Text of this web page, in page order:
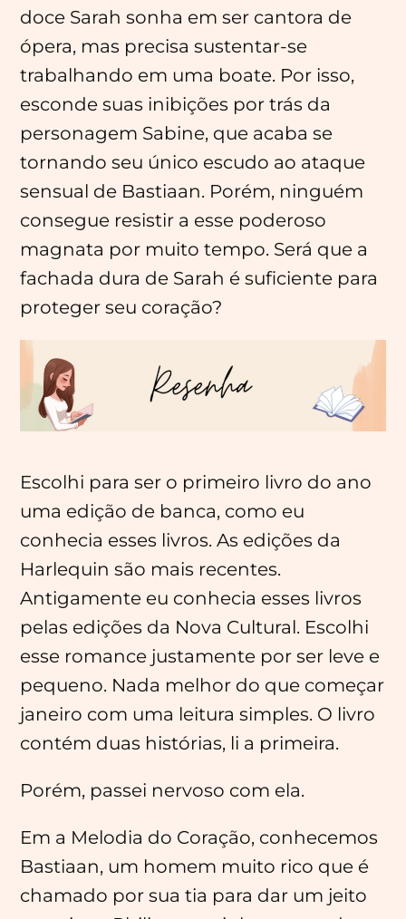
doce Sarah sonha em ser cantora de
ópera, mas precisa sustentar-se
trabalhando em uma boate. Por isso,
esconde suas inibições por trás da
personagem Sabine, que acaba se
tornando seu único escudo ao ataque
sensual de Bastiaan. Porém, ninguém
consegue resistir a esse poderoso
magnata por muito tempo. Será que a
fachada dura de Sarah é suficiente para
proteger seu coração?
Escolhi para ser o primeiro livro do ano
uma edição de banca, como eu
conhecia esses livros. As edições da
Harlequin são mais recentes.
Antigamente eu conhecia esses livros
pelas edições da Nova Cultural. Escolhi
esse romance justamente por ser leve e
pequeno. Nada melhor do que começar
janeiro com uma leitura simples. O livro
contém duas histórias, li a primeira.
Porém, passei nervoso com ela.
Em a Melodia do Coração, conhecemos
Bastiaan, um homem muito rico que é
chamado por sua tia para dar um jeito